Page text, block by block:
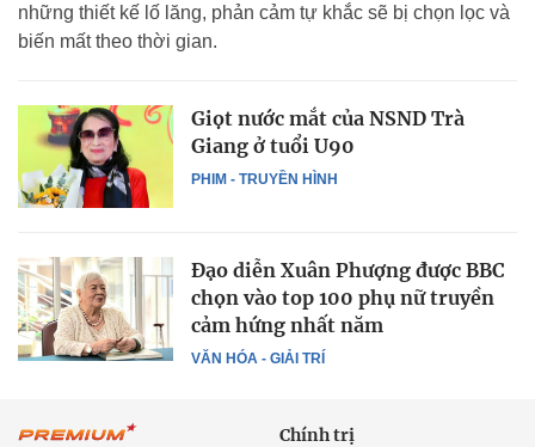
những thiết kế lố lăng, phản cảm tự khắc sẽ bị chọn lọc và
biến mất theo thời gian.
PHIM - TRUYỀN HÌNH
Giọt nước mắt của NSND Trà
Giang ở tuổi U90
VĂN HÓA - GIẢI TRÍ
Đạo diễn Xuân Phượng được BBC
chọn vào top 100 phụ nữ truyền
cảm hứng nhất năm
Chính trị